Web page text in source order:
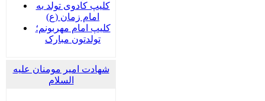
کلیپ کادوی تولد به
امام زمان (ع)
کلیپ امام مهربونم؛
تولدتون مبارک
شهادت امیر مومنان علیه
السلام